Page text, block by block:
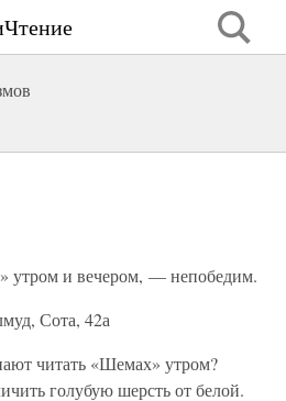
утром и вечером, — непобедим.
Сота, 42а
читать «Шемах» утром?
голубую шерсть от белой.